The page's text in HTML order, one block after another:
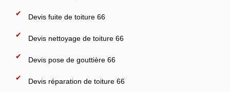
Devis fuite de toiture 66
Devis nettoyage de toiture 66
Devis pose de gouttière 66
Devis réparation de toiture 66